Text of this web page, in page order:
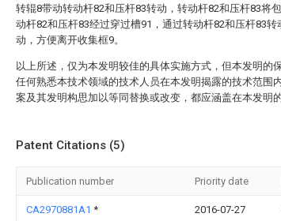
转辊8带动转动杆82和压杆83转动，转动杆82和压杆83将
动杆82和压杆83经过穿过槽91，通过转动杆82和压杆83
动，方便离开收集框9。
以上所述，仅为本发明较佳的具体实施方式，但本发明的
任何熟悉本技术领域的技术人员在本发明揭露的技术范围
案及其发明构思加以等同替换或改变，都应涵盖在本发明
Patent Citations (5)
Publication number Priority date
CA2970881A1 * 2016-07-27